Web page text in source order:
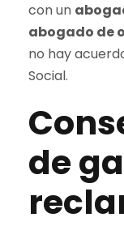
con un
abogado de
no hay
Social.
de